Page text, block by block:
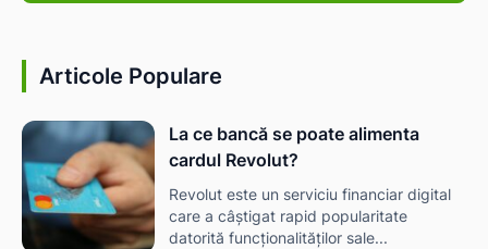
Articole Populare
La ce bancă se poate alimenta
cardul Revolut?
Revolut este un serviciu financiar digital
care a câștigat rapid popularitate
datorită funcționalităților sale...